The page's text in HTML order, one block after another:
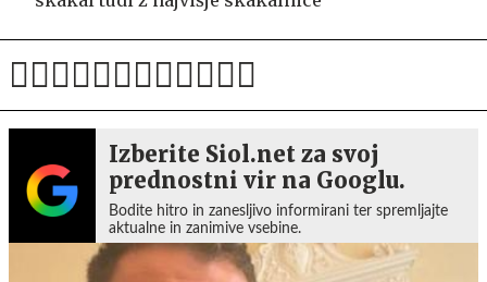
Izberite Siol.net za svoj
prednostni vir na Googlu.
Bodite hitro in zanesljivo informirani ter spremljajte
aktualne in zanimive vsebine.